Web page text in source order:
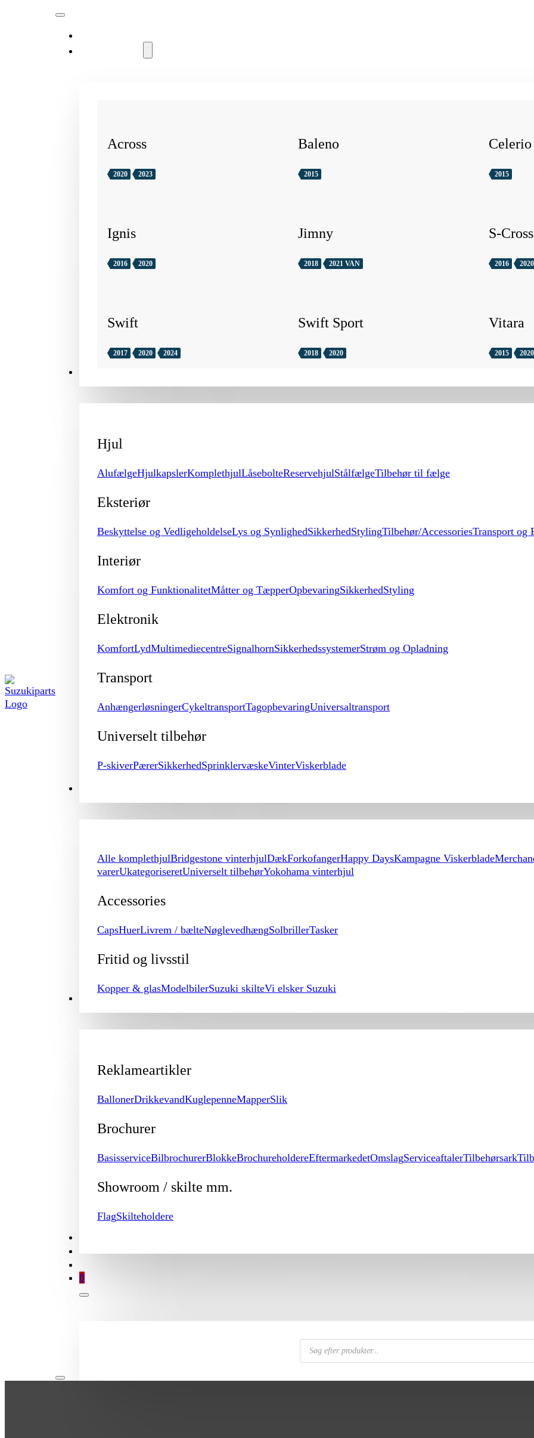
Across
2020 2023
Baleno
2015
Celerio
2015
Ignis
2016 2020
Jimny
2018 2021 VAN
S-Cross
2016 2020
Swift
2017 2020 2024
Swift Sport
2018 2020
Vitara
2015 2020
Hjul
AlufælgeHjulkapslerKomplethjulLåsebolteReservehjulStålfælgeTilbehør til fælge
Eksteriør
Beskyttelse og VedligeholdelseLys og SynlighedSikkerhedStylingTilbehør/AccessoriesTransport og
Interiør
Komfort og FunktionalitetMåtter og TæpperOpbevaringSikkerhedStyling
Elektronik
KomfortLydMultimediecentreSignalhornSikkerhedssystemerStrøm og Opladning
Transport
AnhængerløsningerCykeltransportTagopbevaringUniversaltransport
Universelt tilbehør
P-skiverPærerSikkerhedSprinklervæskeVinterViskerblade
Alle komplethjulBridgestone vinterhjulDækForkofangerHappy DaysKampagne Viskerblade
varerUkategoriseretUniverselt tilbehørYokohama vinterhjul
Accessories
CapsHuerLivrem / bælteNøglevedhængSolbrillerTasker
Fritid og livsstil
Kopper & glasModelbilerSuzuki skilteVi elsker Suzuki
PROMOTION
Reklameartikler
BallonerDrikkevandKuglepenneMapperSlik
Brochurer
BasisserviceBilbrochurerBlokkeBrochureholdereEftermarkedetOmslagServiceaftalerTilbehørsark
Showroom / skilte mm.
FlagSkilteholdere
0
Products
search